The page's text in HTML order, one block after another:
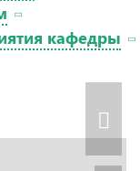
кафедры